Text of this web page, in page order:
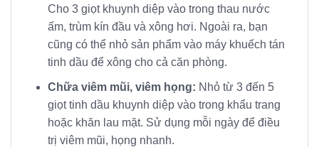
Cho 3 giọt khuynh diệp vào trong thau nước
ấm, trùm kín đầu và xông hơi. Ngoài ra, bạn
cũng có thể nhỏ sản phẩm vào máy khuếch tán
tinh dầu để xông cho cả căn phòng.
Chữa viêm mũi, viêm họng: Nhỏ từ 3 đến 5
giọt tinh dầu khuynh diệp vào trong khẩu trang
hoặc khăn lau mặt. Sử dụng mỗi ngày để điều
trị viêm mũi, họng nhanh.